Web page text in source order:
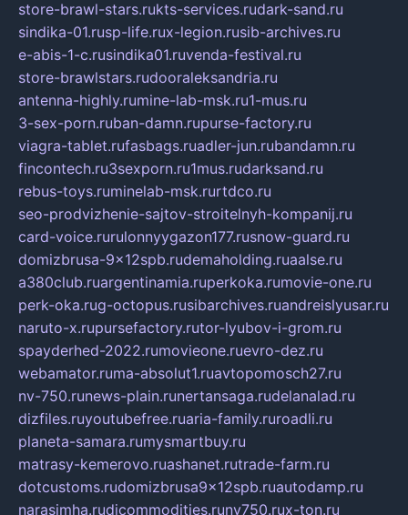
store-brawl-stars.rukts-services.rudark-sand.ru
sindika-01.rusp-life.rux-legion.rusib-archives.ru
e-abis-1-c.rusindika01.ruvenda-festival.ru
store-brawlstars.rudooraleksandria.ru
antenna-highly.rumine-lab-msk.ru1-mus.ru
3-sex-porn.ruban-damn.rupurse-factory.ru
viagra-tablet.rufasbags.ruadler-jun.rubandamn.ru
fincontech.ru3sexporn.ru1mus.rudarksand.ru
rebus-toys.ruminelab-msk.rurtdco.ru
seo-prodvizhenie-sajtov-stroitelnyh-kompanij.ru
card-voice.rurulonnyygazon177.rusnow-guard.ru
domizbrusa-9x12spb.rudemaholding.ruaalse.ru
a380club.ruargentinamia.ruperkoka.rumovie-one.ru
perk-oka.rug-octopus.rusibarchives.ruandreislyusar.ru
naruto-x.rupursefactory.rutor-lyubov-i-grom.ru
spayderhed-2022.rumovieone.ruevro-dez.ru
webamator.ruma-absolut1.ruavtopomosch27.ru
nv-750.runews-plain.runertansaga.rudelanalad.ru
dizfiles.ruyoutubefree.ruaria-family.ruroadli.ru
planeta-samara.rumysmartbuy.ru
matrasy-kemerovo.ruashanet.rutrade-farm.ru
dotcustoms.rudomizbrusa9x12spb.ruautodamp.ru
narasimha.rudjcommodities.runv750.rux-ton.ru